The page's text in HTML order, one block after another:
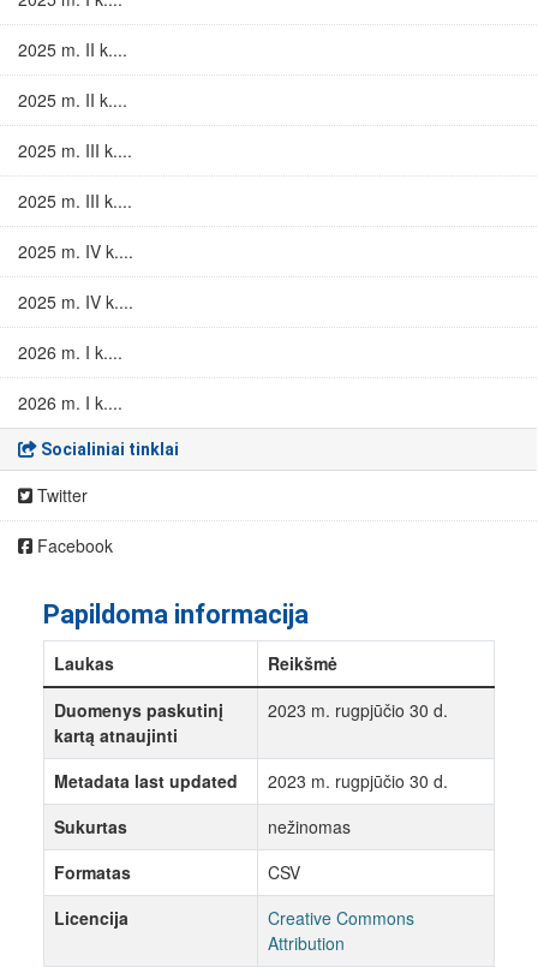
2025 m. II k....
2025 m. II k....
2025 m. III k....
2025 m. III k....
2025 m. IV k....
2025 m. IV k....
2026 m. I k....
2026 m. I k....
Socialiniai tinklai
Twitter
Facebook
Papildoma informacija
Laukas
Reikšmė
Duomenys paskutinį
kartą atnaujinti
2023 m. rugpjūčio 30 d.
Metadata last updated
2023 m. rugpjūčio 30 d.
Sukurtas
nežinomas
Formatas
CSV
Licencija
Creative Commons
Attribution